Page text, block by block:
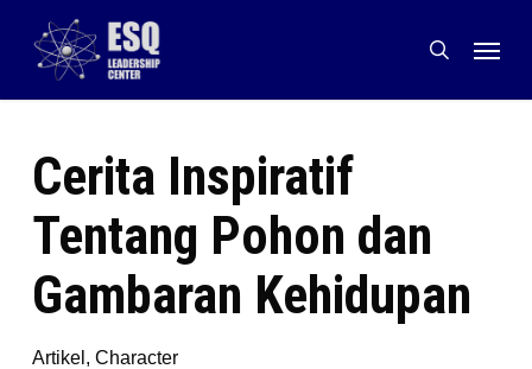
content
search
Menu
Cerita Inspiratif
Tentang Pohon dan
Gambaran Kehidupan
Artikel , Character